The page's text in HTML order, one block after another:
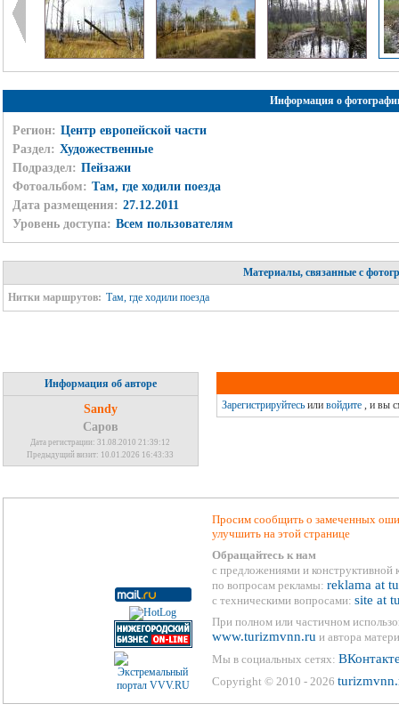
Информация о
Регион: Центр европейской части
Раздел: Художественные
Подраздел: Пейзажи
Фотоальбом: Там, где ходили поезда
Дата размещения: 27.12.2011
Уровень доступа: Всем пользователям
Материалы, связанные с
Нитки маршрутов: Там, где ходили поезда
Информация об авторе
Sandy
Саров
Дата регистрации: 31.08.2010 21:39:12
Предыдущий визит: 10.01.2026 16:43:33
Зарегистрируйтесьили войдите, и вы
Просим сообщить о замеченных
улучшить на этой странице
Обращайтесь к нам
с предложениями и конструктивной
по вопросам рекламы: reklama at
с техническими вопросами: site at
При полном или частичном
www.turizmvnn.ru и автора
Мы в социальных сетях:
Copyright © 2010 - 2026